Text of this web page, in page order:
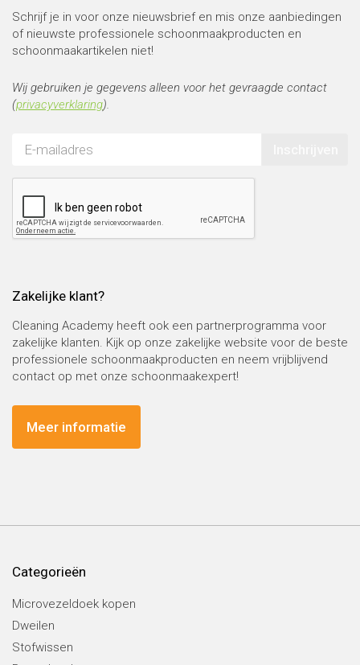
Schrijf je in voor onze nieuwsbrief en mis onze aanbiedingen
of nieuwste professionele schoonmaakproducten en
schoonmaakartikelen niet!
Wij gebruiken je gegevens alleen voor het gevraagde contact
(privacyverklaring).
Zakelijke klant?
Cleaning Academy heeft ook een partnerprogramma voor
zakelijke klanten. Kijk op onze zakelijke website voor de beste
professionele schoonmaakproducten en neem vrijblijvend
contact op met onze schoonmaakexpert!
Meer informatie
Categorieën
Microvezeldoek kopen
Dweilen
Stofwissen